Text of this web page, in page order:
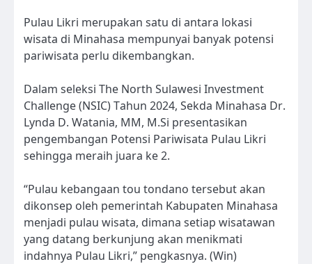
Pulau Likri merupakan satu di antara lokasi
wisata di Minahasa mempunyai banyak potensi
pariwisata perlu dikembangkan.
Dalam seleksi The North Sulawesi Investment
Challenge (NSIC) Tahun 2024, Sekda Minahasa Dr.
Lynda D. Watania, MM, M.Si presentasikan
pengembangan Potensi Pariwisata Pulau Likri
sehingga meraih juara ke 2.
“Pulau kebangaan tou tondano tersebut akan
dikonsep oleh pemerintah Kabupaten Minahasa
menjadi pulau wisata, dimana setiap wisatawan
yang datang berkunjung akan menikmati
indahnya Pulau Likri,” pengkasnya. (Win)